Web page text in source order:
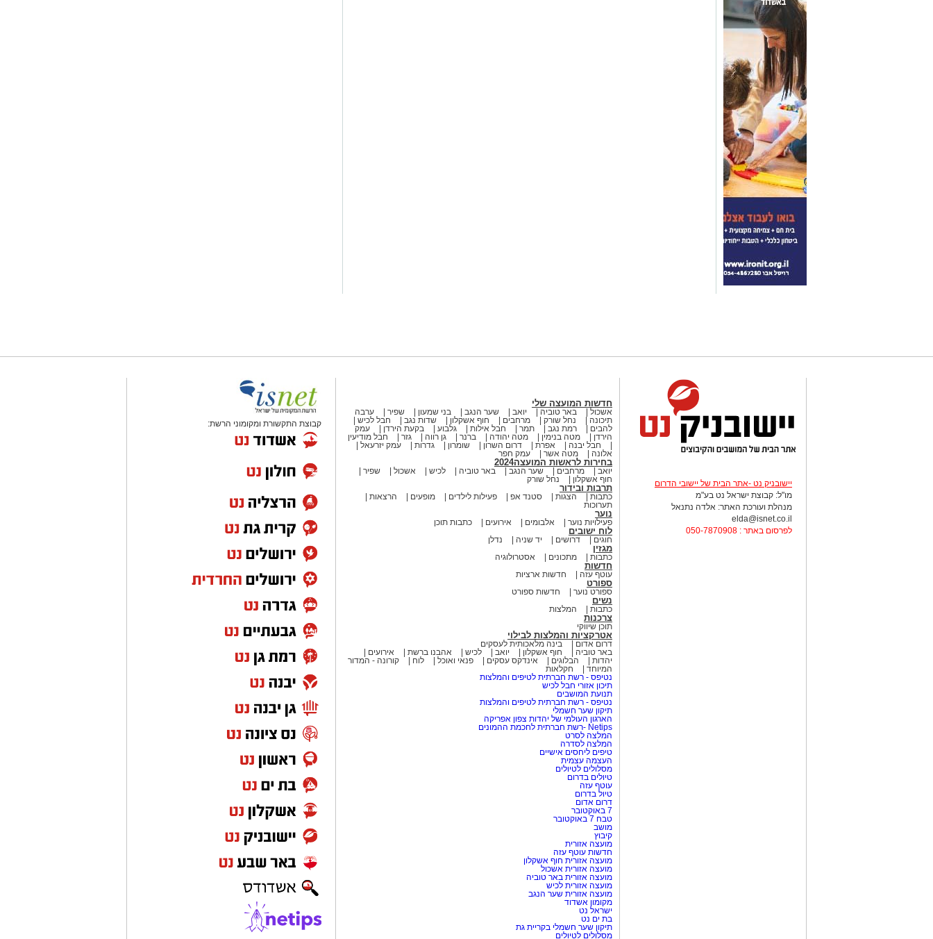
יישובניק נט -אתר הבית של יישובי הדרום
מו"ל: קבוצת ישראל נט בע"מ
מנהלת ועורכת האתר: אלדה נתנאל
elda@isnet.co.il
לפרסום באתר : 050-7870908
חדשות המועצה שלי
אשכול באר טוביה יואב שער הנגב בני שמעון שפיר
ערבה
תיכונה
נחל שורק מרחבים חוף אשקלון שדות נגב
חבל לכיש
להבים
רמת נגב תמר חבל אילות גלבוע בקעת הירדן
עמק
הירדן
מטה בנימין מטה יהודה ברנר גן רווה גזר
חבל מודיעין
חבל יבנה
אפרת דרום השרון שומרון גדרות
עמק יזרעאל
אלונה
מטה אשר עמק חפר
בחירות לראשות המועצה2024
יואב מרחבים שער הנגב באר טוביה לכיש אשכול
שפיר
חוף אשקלון
נחל שורק
תרבות ובידור
כתבות הצגות סטנד אפ פעילות לילדים מופעים
הרצאות
תערוכות
נוער
פעילויות נוער אלבומים אירועים כתבות תוכן
לוח ישובים
חוגים דרושים יד שניה נדלן
מגזין
כתבות מתכונים אסטרולוגיה
חדשות
עוטף עזה חדשות ארציות
ספורט
ספורט נוער חדשות ספורט
נשים
כתבות המלצות
צרכנות
תוכן שיווקי
אטרקציות והמלצות לבילוי
דרום אדום
בינה מלאכותית לעסקים
באר טוביה
חוף אשקלון יואב לכיש אהבנו ברשת
אירועים
יהדות
הבלוגים אינדקס עסקים פנאי ואוכל לוח
קורונה - המדור
המיוחד
חקלאות
נטיפס - רשת חברתית לטיפים והמלצות
תיכון אזורי חבל לכיש
תנועת המושבים
נטיפס - רשת חברתית לטיפים והמלצות
תיקון שער חשמלי
הארגון העולמי של יהדות צפון אפריקה
Netips -רשת חברתית לחכמת ההמונים
המלצה לסרט
המלצה לסדרה
טיפים ליחסים אישיים
העצמה עצמית
מסלולים לטיולים
טיולים בדרום
עוטף עזה
טיול בדרום
דרום אדום
7 באוקטובר
טבח 7 באוקטובר
מושב
קיבוץ
מועצה אזורית
חדשות עוטף עזה
מועצה אזורית חוף אשקלון
מועצה אזורית אשכול
מועצה אזורית באר טוביה
מועצה אזורית לכיש
מועצה אזורית שער הנגב
מקומון אשדוד
ישראל נט
בת ים נט
תיקון שער חשמלי בקריית גת
מסלולים לטיולים
קבוצת התקשורת ומקומוני הרשת: